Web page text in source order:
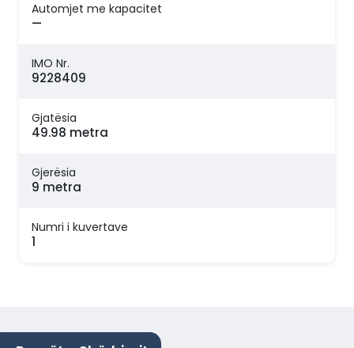
Automjet me kapacitet
—
IMO Nr.
9228409
Gjatësia
49.98 metra
Gjerësia
9 metra
Numri i kuvertave
1